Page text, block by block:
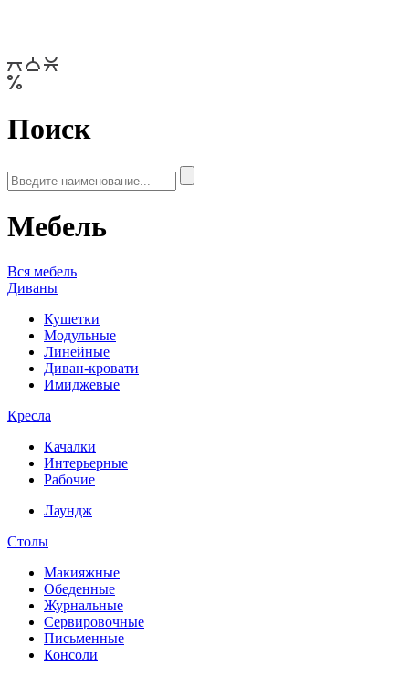
Поиск
Мебель
Вся мебель
Диваны
Кушетки
Модульные
Линейные
Диван-кровати
Имиджевые
Кресла
Качалки
Интерьерные
Рабочие
Лаундж
Столы
Макияжные
Обеденные
Журнальные
Сервировочные
Письменные
Консоли